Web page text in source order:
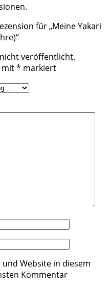
für „Meine Yakari
veröffentlicht.
mit* markiert
und Website in diesem
Kommentar